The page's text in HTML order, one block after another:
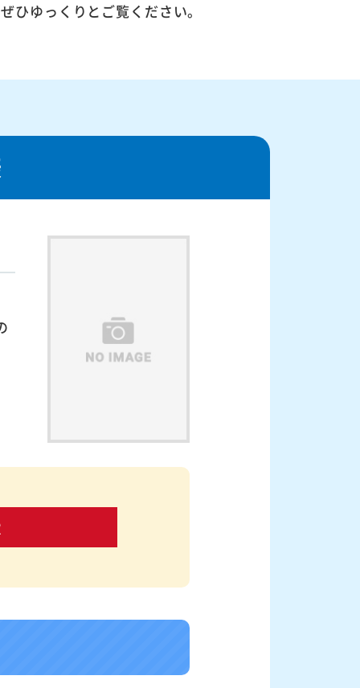
ゆっくりとご覧ください。